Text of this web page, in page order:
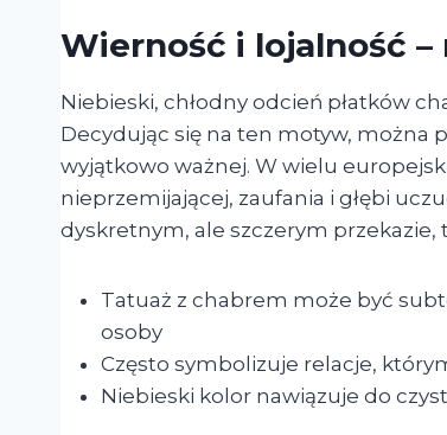
Wierność i lojalność
Niebieski, chłodny odcień płatków
Decydując się na ten motyw, można
wyjątkowo ważnej. W wielu
nieprzemijającej, zaufania i głębi
dyskretnym, ale szczerym przekazie,
Tatuaż z chabrem może być
osoby
Często symbolizuje relacje,
Niebieski kolor nawiązuje do